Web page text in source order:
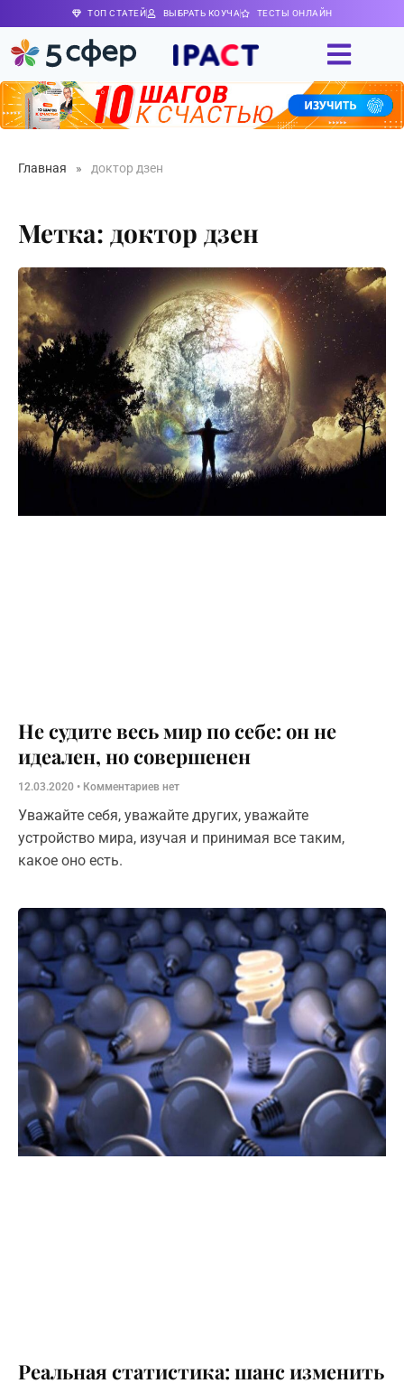
ТОП СТАТЕЙ ВЫБРАТЬ КОУЧА ТЕСТЫ ОНЛАЙН
Главная » доктор дзен
Метка: доктор дзен
Не судите весь мир по себе: он не
идеален, но совершенен
12.03.2020 Комментариев нет
Уважайте себя, уважайте других, уважайте
устройство мира, изучая и принимая все таким,
какое оно есть.
Реальная статистика: шанс изменить